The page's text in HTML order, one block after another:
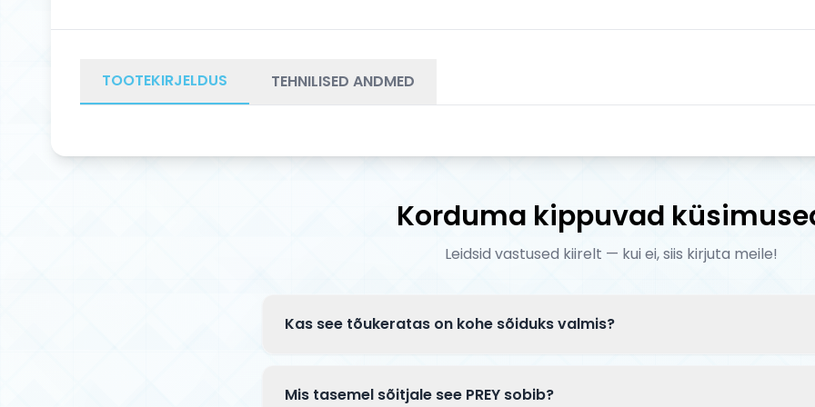
TOOTEKIRJELDUS TEHNILISED ANDMED
Korduma kippuvad
Leidsid vastused kiirelt — kui ei, siis kirjuta meile!
Kas see tõukeratas on kohe sõiduks valmis?
klambriga ja mõnikord paigaldada esiratas — kogu protsess võtab 5–10
Mis tasemel sõitjale see PREY sobib?